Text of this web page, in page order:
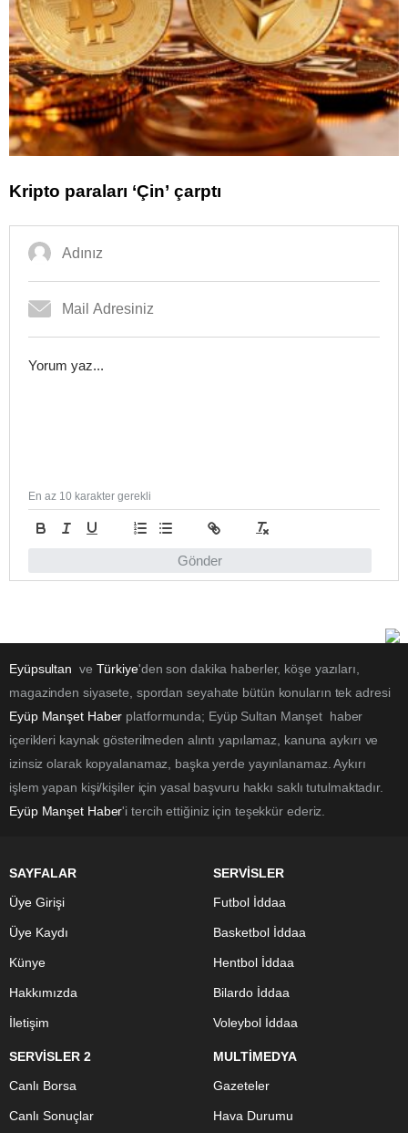
Kripto paraları ‘Çin’ çarptı
Gönder
En az 10 karakter gerekli
Eyüpsultan ve Türkiye'den son dakika haberler, köşe yazıları,
magazinden siyasete, spordan seyahate bütün konuların tek adresi
Eyüp Manşet Haber platformunda; Eyüp Sultan Manşet haber
içerikleri kaynak gösterilmeden alıntı yapılamaz, kanuna aykırı ve
izinsiz olarak kopyalanamaz, başka yerde yayınlanamaz. Aykırı
işlem yapan kişi/kişiler için yasal başvuru hakkı saklı tutulmaktadır.
Eyüp Manşet Haber'i tercih ettiğiniz için teşekkür ederiz.
SAYFALAR
Üye Girişi
Üye Kaydı
Künye
Hakkımızda
İletişim
SERVİSLER
Futbol İddaa
Basketbol İddaa
Hentbol İddaa
Bilardo İddaa
Voleybol İddaa
SERVİSLER 2
Canlı Borsa
Canlı Sonuçlar
MULTİMEDYA
Gazeteler
Hava Durumu